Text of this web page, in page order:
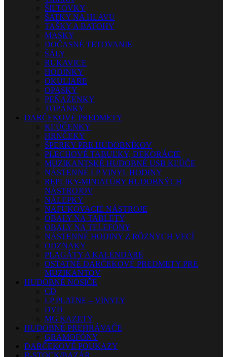
ŠILTOVKY
ŠATKY NA HLAVU
TAŠKY A BATOHY
MASKY
DOČASNÉ TETOVANIE
ŠÁLY
RUKAVICE
HODINKY
OKULIARE
OPASKY
PEŇAŽENKY
TOPÁNKY
DARČEKOVÉ PREDMETY
KĽÚČENKY
HRNČEKY
ŠPERKY PRE HUDOBNÍKOV
PLECHOVÉ TABUĽKY, DEKORÁCIE
MUZIKANTSKÉ HUDOBNÉ USB KĽÚČE
NÁSTENNÉ LP VINYL HODINY
REPLIKY-MINIATÚRY HUDOBNÝCH
NÁSTROJOV
NÁLEPKY
NAFUKOVACIE NÁSTROJE
OBALY NA TABLETY
OBALY NA TELEFÓNY
NÁSTENNÉ HODINY Z RÔZNYCH VECÍ
ODZNAKY
PLAGÁTY A KALENDÁRE
OSTATNÉ DARČEKOVÉ PREDMETY PRE
MUZIKANTOV
HUDOBNÉ NOSIČE
CD
LP PLATNE – VINYLY
DVD
MG KAZETY
HUDOBNÉ PREHRÁVAČE
GRAMOFÓNY
DARČEKOVÉ POUKAZY
B-STOCK/BAZÁR